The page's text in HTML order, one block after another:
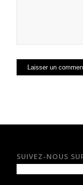
SUIVEZ-NOUS